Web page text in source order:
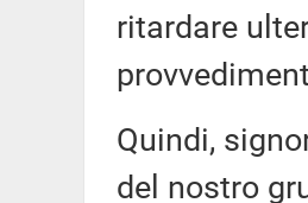
ritardare
Quindi,
del nostro